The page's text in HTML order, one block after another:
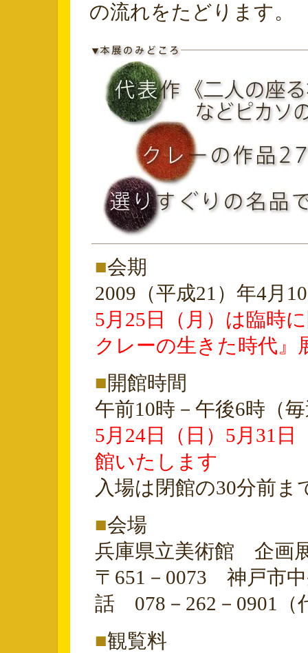
の流れをたどります。
■会期
2009（平成21）年4月
5月25日（月）は臨時
クレーの生きた時代』
■開館時間
午前10時－午後6時（
5月24日（日）5月31
館いたします
入場は閉館の30分前ま
■会場
兵庫県立美術館 企画
〒651－0073 神戸市
話 078－262－0901（
■観覧料